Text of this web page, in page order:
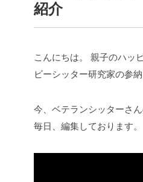
紹介
こんにちは。
親子のハッ
ビーシッター研究家の参
今、ベテランシッターさ
毎日、編集しております。